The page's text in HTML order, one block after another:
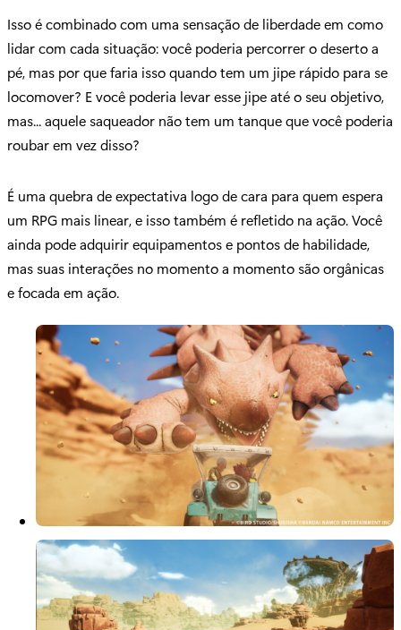
Isso é combinado com uma sensação de liberdade em como
lidar com cada situação: você poderia percorrer o deserto a
pé, mas por que faria isso quando tem um jipe rápido para se
locomover? E você poderia levar esse jipe até o seu objetivo,
mas... aquele saqueador não tem um tanque que você poderia
roubar em vez disso?
É uma quebra de expectativa logo de cara para quem espera
um RPG mais linear, e isso também é refletido na ação. Você
ainda pode adquirir equipamentos e pontos de habilidade,
mas suas interações no momento a momento são orgânicas
e focada em ação.